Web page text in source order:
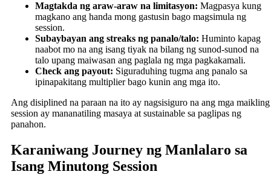
Magtakda ng araw-araw na limitasyon: Magpasya kung
magkano ang handa mong gastusin bago magsimula ng
session.
Subaybayan ang streaks ng panalo/talo: Huminto kapag
naabot mo na ang isang tiyak na bilang ng sunod-sunod na
talo upang maiwasan ang paglala ng mga pagkakamali.
Check ang payout: Siguraduhing tugma ang panalo sa
ipinapakitang multiplier bago kunin ang mga ito.
Ang disiplined na paraan na ito ay nagsisiguro na ang mga maikling
session ay mananatiling masaya at sustainable sa paglipas ng
panahon.
Karaniwang Journey ng Manlalaro sa
Isang Minutong Session